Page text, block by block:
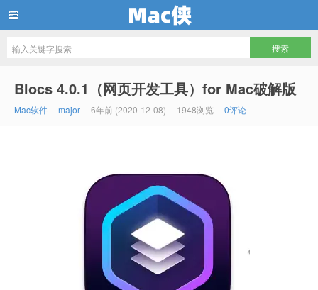
Blocs 4.0.1（网页开发工具）for Mac破解版
Mac软件 major 6年前 (2020-12-08) 1948浏览 0评论